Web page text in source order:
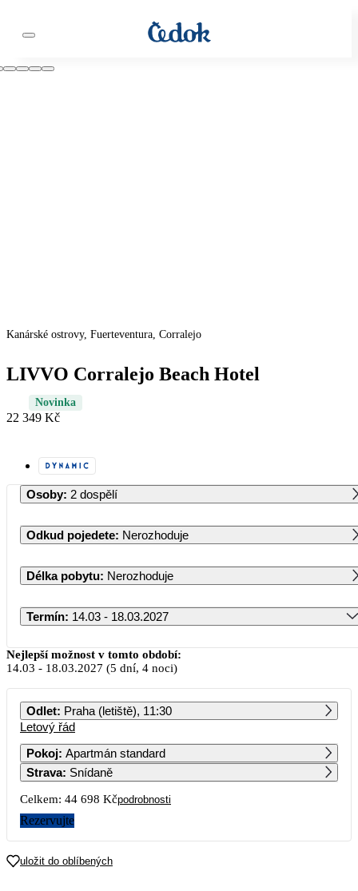
Kanárské ostrovy, Fuerteventura, Corralejo
LIVVO Corralejo Beach Hotel
Novinka
22 349 Kč
Osoby: 2 dospělí
Odkud pojedete: Nerozhoduje
Délka pobytu: Nerozhoduje
Termín: 14.03 - 18.03.2027
Březen 2027
PO ÚT ST ČT PÁ SO NE
19 079 22 989
8
22
Nejlepší možnost v tomto období:
14.03 - 18.03.2027 (5 dní, 4 noci)
Odlet: Praha (letiště), 11:30
Letový řád
Pokoj: Apartmán standard
Strava: Snídaně
Celkem: 44 698 Kčpodrobnosti
Rezervujte
uložit do oblíbených